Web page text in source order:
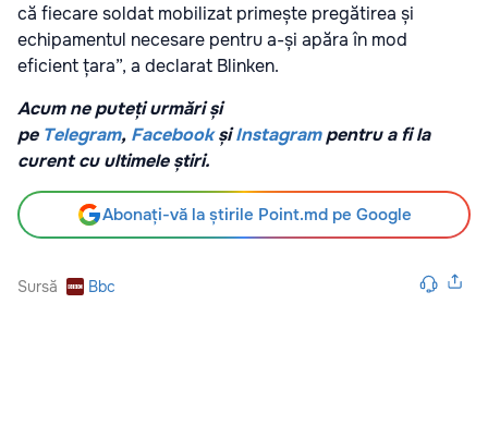
că fiecare soldat mobilizat primește pregătirea și
echipamentul necesare pentru a-și apăra în mod
eficient țara”, a declarat Blinken.
Acum ne puteți urmări și
pe Telegram, FacebookșiInstagrampentru a fi la
curent cu ultimele știri.
Abonați-vă la știrile Point.md pe Google
Sursă Bbc